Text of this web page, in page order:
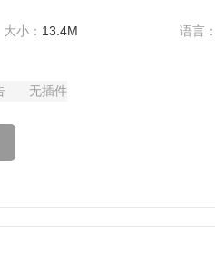
大小： 13.4M 语言：
无插件